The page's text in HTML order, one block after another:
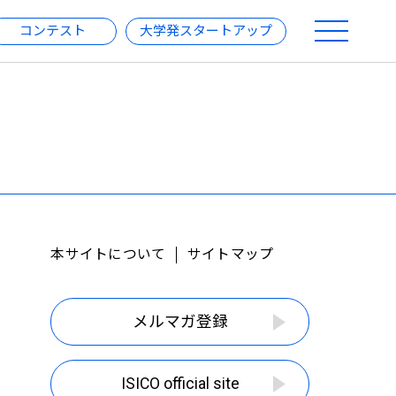
コンテスト 大学発スタートアップ
本サイトについて サイトマップ
メルマガ登録
ISICO official site